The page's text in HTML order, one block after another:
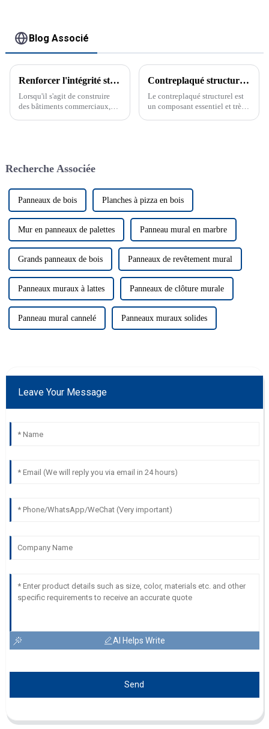
Blog Associé
Renforcer l'intégrité structurelle : Panneau OSB pour bâtiments commerciaux
Lorsqu'il s'agit de construire
des bâtiments commerciaux,
Contreplaqué structurel : l'épine dorsale de la construction moderne
Le contreplaqué structurel est
un composant essentiel et très
Recherche Associée
Panneaux de bois Planches à pizza en bois
Mur en panneaux de palettes Panneau mural en marbre
Grands panneaux de bois Panneaux de revêtement mural
Panneaux muraux à lattes Panneaux de clôture murale
Panneau mural cannelé Panneaux muraux solides
Leave Your Message
AI Helps Write
Send